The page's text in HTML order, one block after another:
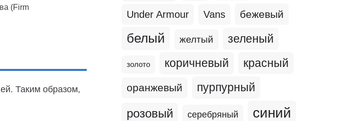
(Firm
Таким образом,
Under Armour Vans бежевый
белый желтый зеленый
золото коричневый красный
оранжевый пурпурный
розовый серебряный синий